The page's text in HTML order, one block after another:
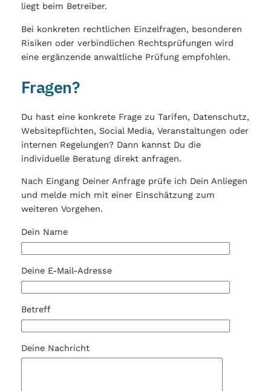
liegt beim Betreiber.
Bei konkreten rechtlichen Einzelfragen, besonderen
Risiken oder verbindlichen Rechtsprüfungen wird
eine ergänzende anwaltliche Prüfung empfohlen.
Fragen?
Du hast eine konkrete Frage zu Tarifen, Datenschutz,
Websitepflichten, Social Media, Veranstaltungen oder
internen Regelungen? Dann kannst Du die
individuelle Beratung direkt anfragen.
Nach Eingang Deiner Anfrage prüfe ich Dein Anliegen
und melde mich mit einer Einschätzung zum
weiteren Vorgehen.
Dein Name
Deine E-Mail-Adresse
Betreff
Deine Nachricht